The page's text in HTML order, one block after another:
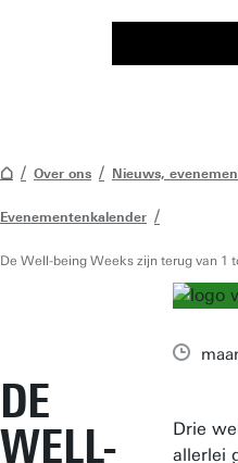
Over ons Nieuws,
Evenementenkalender
De Well-being Weeks zijn terug van 1
DE
WELL-
Drie
allerlei